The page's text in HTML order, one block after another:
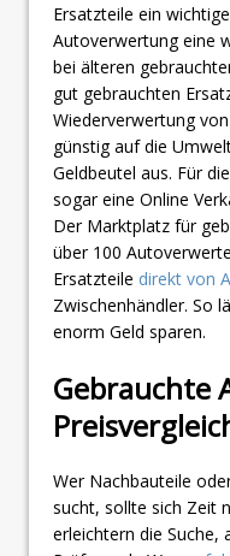
Ersatzteile ein
Autoverwertung eine
bei älteren
gut gebrauchten
Wiederverwertung
günstig auf die
Geldbeutel aus. Für
sogar eine Online
Der Marktplatz für
über 100
Ersatzteile direkt von
Zwischenhändler. So
enorm Geld sparen.
Gebrauchte
Wer Nachbauteile
sucht, sollte sich Zeit
erleichtern die Suche,